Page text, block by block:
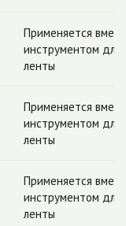
Применяется
инструментом для
ленты
Применяется
инструментом для
ленты
Применяется
инструментом для
ленты